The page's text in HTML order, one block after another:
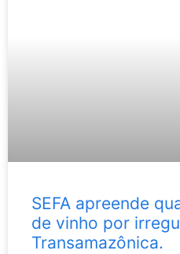
SEFA apreende
de vinho por
Transamazônica.